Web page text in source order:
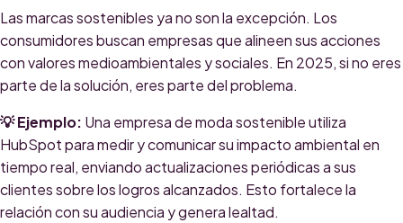
Las marcas sostenibles ya no son la excepción. Los
consumidores buscan empresas que alineen sus acciones
con valores medioambientales y sociales. En 2025, si no eres
parte de la solución, eres parte del problema.
💡 Ejemplo: Una empresa de moda sostenible utiliza
HubSpot para medir y comunicar su impacto ambiental en
tiempo real, enviando actualizaciones periódicas a sus
clientes sobre los logros alcanzados. Esto fortalece la
relación con su audiencia y genera lealtad.